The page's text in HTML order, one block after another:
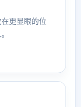
更显眼的位